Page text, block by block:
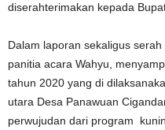
diserahterimakan kepada
Dalam laporan sekaligus
panitia acara Wahyu,
tahun 2020 yang di
utara Desa Panawuan
perwujudan dari program